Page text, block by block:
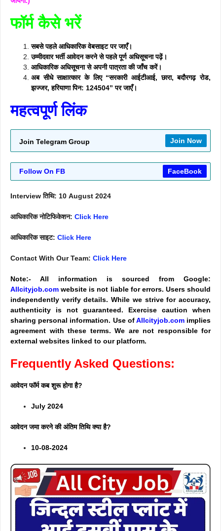
फॉर्म कैसे भरें
सबसे पहले आधिकारिक वेबसाइट पर जाएँ।
उम्मीदवार भर्ती आवेदन करने से पहले पूर्ण अधिसूचना पढ़ें।
आधिकारिक अधिसूचना से अपनी पात्रता की जाँच करें।
अब सीधे साक्षात्कार के लिए “सरकारी आईटीआई, छारा, बदौरगढ़ रोड,
झज्जर, हरियाणा पिन: 124504” पर जाएँ।
महत्वपूर्ण लिंक
Join Telegram Group Join Now
Follow On FB FaceBook
Interview तिथि: 10 August 2024
आधिकारिक नोटिफिकेशन: Click Here
आधिकारिक साइट: Click Here
Contact With Our Team: Click Here
Note:- All information is sourced from Google:
Allcityjob.com website is not liable for errors. Users should
independently verify details. While we strive for accuracy,
authenticity is not guaranteed. Exercise caution when
sharing personal information. Use ofAllcityjob.comimplies
agreement with these terms. We are not responsible for
external websites linked to our platform.
Frequently Asked Questions:
आवेदन फॉर्म कब शुरू होगा है?
July 2024
आवेदन जमा करने की अंतिम तिथि क्या है?
10-08-2024